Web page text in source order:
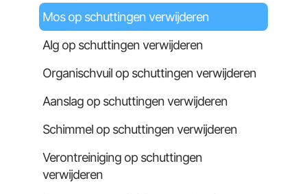
Mos op schuttingen verwijderen
Alg op schuttingen verwijderen
Organischvuil op schuttingen verwijderen
Aanslag op schuttingen verwijderen
Schimmel op schuttingen verwijderen
Verontreiniging op schuttingen
verwijderen